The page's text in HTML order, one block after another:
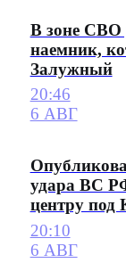
В зоне СВО
наемник,
Залужный
20:46
6 АВГ
удара ВС
центру под
20:10
6 АВГ